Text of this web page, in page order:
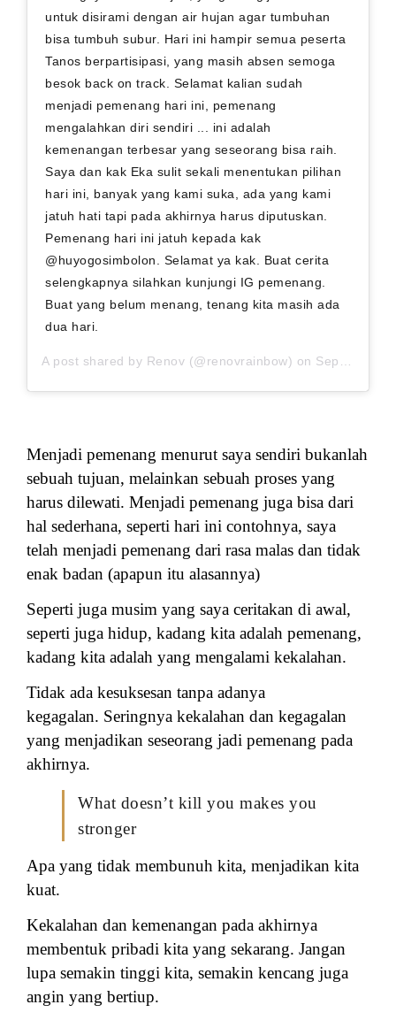
untuk disirami dengan air hujan agar tumbuhan
bisa tumbuh subur. Hari ini hampir semua peserta
Tanos berpartisipasi, yang masih absen semoga
besok back on track. Selamat kalian sudah
menjadi pemenang hari ini, pemenang
mengalahkan diri sendiri ... ini adalah
kemenangan terbesar yang seseorang bisa raih.
Saya dan kak Eka sulit sekali menentukan pilihan
hari ini, banyak yang kami suka, ada yang kami
jatuh hati tapi pada akhirnya harus diputuskan.
Pemenang hari ini jatuh kepada kak
@huyogosimbolon. Selamat ya kak. Buat cerita
selengkapnya silahkan kunjungi IG pemenang.
Buat yang belum menang, tenang kita masih ada
dua hari.
A post shared by Renov (@renovrainbow) on Sep 11, 2020 at 6:15am PDT
Menjadi pemenang menurut saya sendiri bukanlah
sebuah tujuan, melainkan sebuah proses yang
harus dilewati. Menjadi pemenang juga bisa dari
hal sederhana, seperti hari ini contohnya, saya
telah menjadi pemenang dari rasa malas dan tidak
enak badan (apapun itu alasannya)
Seperti juga musim yang saya ceritakan di awal,
seperti juga hidup, kadang kita adalah pemenang,
kadang kita adalah yang mengalami kekalahan.
Tidak ada kesuksesan tanpa adanya
kegagalan. Seringnya kekalahan dan kegagalan
yang menjadikan seseorang jadi pemenang pada
akhirnya.
What doesn’t kill you makes you
stronger
Apa yang tidak membunuh kita, menjadikan kita
kuat.
Kekalahan dan kemenangan pada akhirnya
membentuk pribadi kita yang sekarang. Jangan
lupa semakin tinggi kita, semakin kencang juga
angin yang bertiup.